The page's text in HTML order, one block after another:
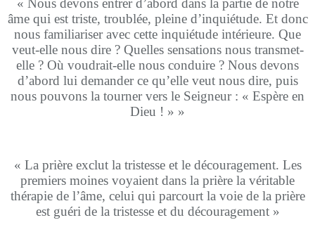
« Nous devons entrer d’abord dans la partie de notre
âme qui est triste, troublée, pleine d’inquiétude. Et donc
nous familiariser avec cette inquiétude intérieure. Que
veut-elle nous dire ? Quelles sensations nous transmet-
elle ? Où voudrait-elle nous conduire ? Nous devons
d’abord lui demander ce qu’elle veut nous dire, puis
nous pouvons la tourner vers le Seigneur : « Espère en
Dieu ! » »
« La prière exclut la tristesse et le découragement. Les
premiers moines voyaient dans la prière la véritable
thérapie de l’âme, celui qui parcourt la voie de la prière
est guéri de la tristesse et du découragement »